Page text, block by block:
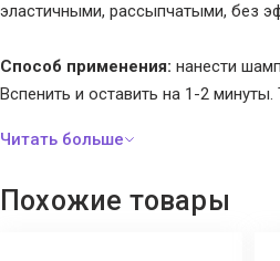
эластичными, рассыпчатыми, без
Способ применения: нанести
Вспенить и оставить на 1-2
Похожие товары